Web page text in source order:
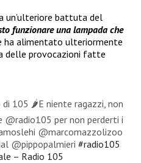
un’ulteriore battuta del
funzionare una lampada che
ha alimentato ulteriormente
delle provocazioni fatte
105 🌶️E niente ragazzi, non
@radio105 per non perderti i
@marcomazzolizoo
@pippopalmieri#radio105
– Radio 105